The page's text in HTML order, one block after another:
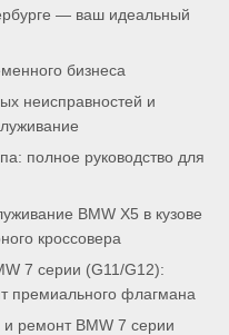
— ваш идеальный
бизнеса
неисправностей и
полное руководство для
BMW X5 в кузове
кроссовера
7 серии (G11/G12):
премиального флагмана
ремонт BMW 7 серии